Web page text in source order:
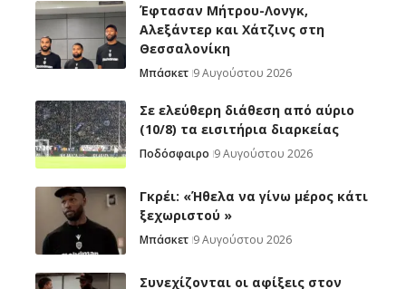
Έφτασαν Μήτρου-Λονγκ,
Αλεξάντερ και Χάτζινς στη
Θεσσαλονίκη
Μπάσκετ 9 Αυγούστου 2026
Σε ελεύθερη διάθεση από αύριο
(10/8) τα εισιτήρια διαρκείας
Ποδόσφαιρο 9 Αυγούστου 2026
Γκρέι: «Ήθελα να γίνω μέρος κάτι
ξεχωριστού »
Μπάσκετ 9 Αυγούστου 2026
Συνεχίζονται οι αφίξεις στον